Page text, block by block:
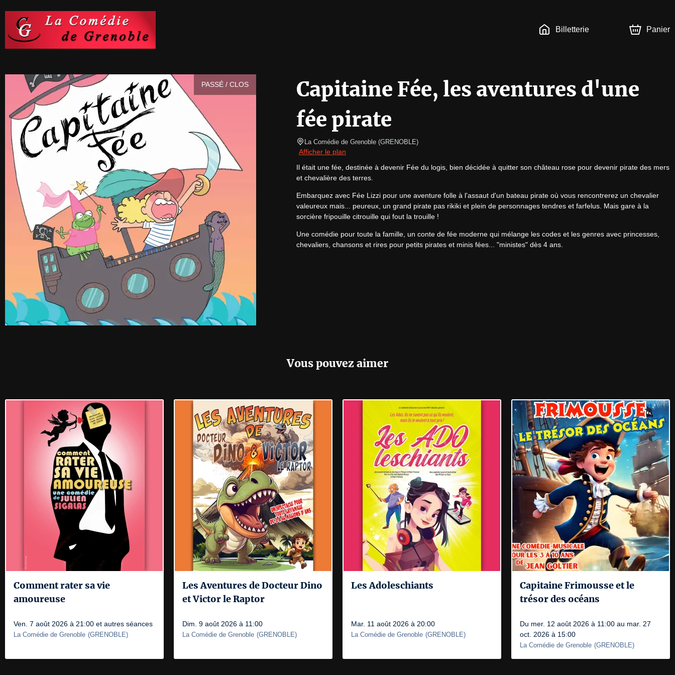
Billetterie Panier
PASSÉ / CLOS
Capitaine Fée, les aventures d'une
fée pirate
La Comédie de Grenoble (GRENOBLE)
Afficher le plan
Il était une fée, destinée à devenir Fée du logis, bien décidée à quitter son château rose pour devenir pirate des mers
et chevalière des terres.
Embarquez avec Fée Lizzi pour une aventure folle à l'assaut d'un bateau pirate où vous rencontrerez un chevalier
valeureux mais... peureux, un grand pirate pas rikiki et plein de personnages tendres et farfelus. Mais gare à la
sorcière fripouille citrouille qui fout la trouille !
Une comédie pour toute la famille, un conte de fée moderne qui mélange les codes et les genres avec princesses,
chevaliers, chansons et rires pour petits pirates et minis fées... "ministes" dès 4 ans.
Vous pouvez aimer
Comment rater sa vie
amoureuse
Ven. 7 août 2026 à 21:00 et autres séances
La Comédie de Grenoble (GRENOBLE)
Les Aventures de Docteur Dino
et Victor le Raptor
Dim. 9 août 2026 à 11:00
La Comédie de Grenoble (GRENOBLE)
Les Adoleschiants
Mar. 11 août 2026 à 20:00
La Comédie de Grenoble (GRENOBLE)
Capitaine Frimousse et le
trésor des océans
Du mer. 12 août 2026 à 11:00 au mar. 27
oct. 2026 à 15:00
La Comédie de Grenoble (GRENOBLE)